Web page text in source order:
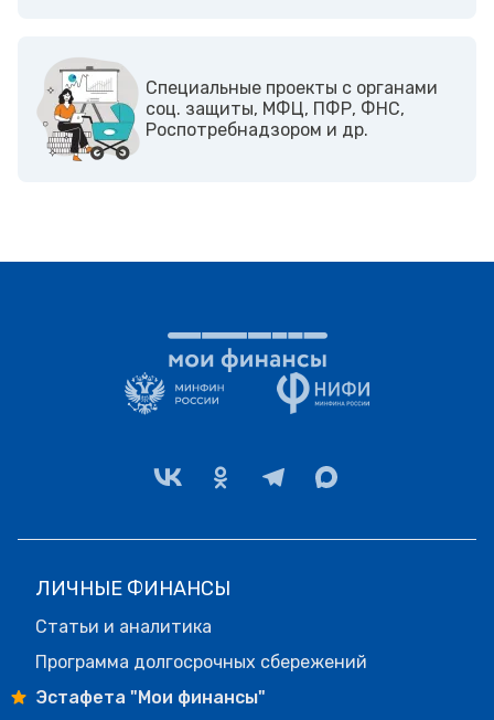
Cпециальные проекты с органами
соц. защиты, МФЦ, ПФР, ФНС,
Роспотребнадзором и др.
ЛИЧНЫЕ ФИНАНСЫ
Статьи и аналитика
Программа долгосрочных сбережений
Эстафета "Мои финансы"